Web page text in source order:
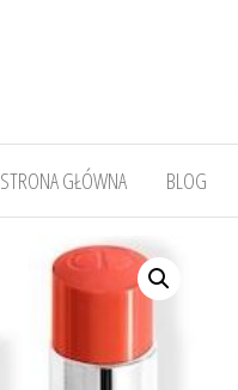
STRONA GŁÓWNA BLOG